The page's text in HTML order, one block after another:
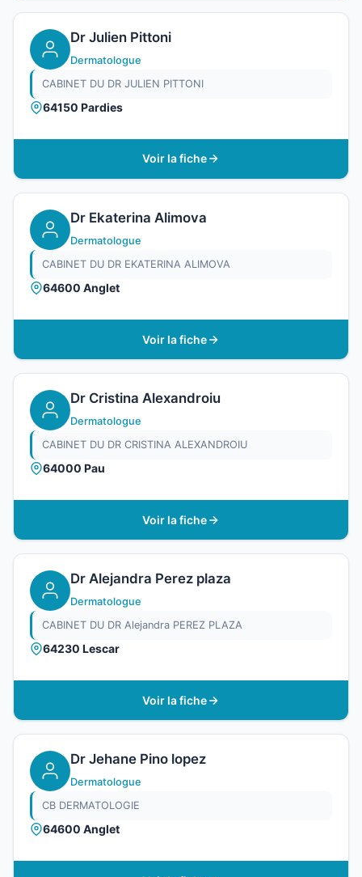
Dr Julien Pittoni
Dermatologue
CABINET DU DR JULIEN PITTONI
64150 Pardies
Voir la fiche
Dr Ekaterina Alimova
Dermatologue
CABINET DU DR EKATERINA ALIMOVA
64600 Anglet
Voir la fiche
Dr Cristina Alexandroiu
Dermatologue
CABINET DU DR CRISTINA ALEXANDROIU
64000 Pau
Voir la fiche
Dr Alejandra Perez plaza
Dermatologue
CABINET DU DR Alejandra PEREZ PLAZA
64230 Lescar
Voir la fiche
Dr Jehane Pino lopez
Dermatologue
CB DERMATOLOGIE
64600 Anglet